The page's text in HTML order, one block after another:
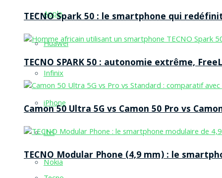
Apple
Huawei
Infinix
iPhone
Itel
Nokia
TECNO Spark 50 : le smartphone qui
TECNO SPARK 50 : autonomie extrême,
Camon 50 Ultra 5G vs Camon 50 Pro vs
TECNO Modular Phone (4,9 mm) : le